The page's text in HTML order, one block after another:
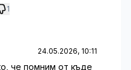
1
24.05.2026, 10:11
че помним от къде